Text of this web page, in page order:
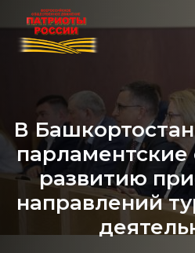
В
развитию
направлений